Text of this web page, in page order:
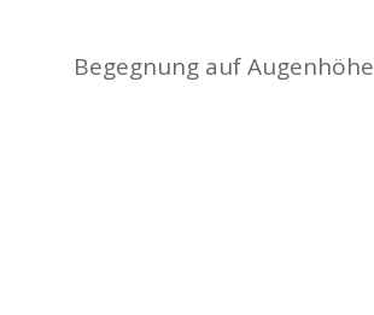
Begegnung auf Augenhöhe